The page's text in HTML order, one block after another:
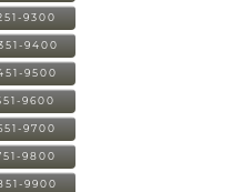
9300
9400
9500
9600
9700
9800
9900